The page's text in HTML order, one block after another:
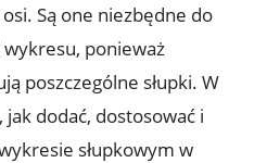
Są one niezbędne do
ponieważ
poszczególne słupki. W
dodać, dostosować i
słupkowym w